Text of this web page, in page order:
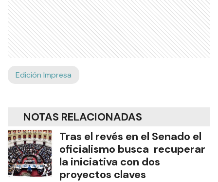
Edición Impresa
NOTAS RELACIONADAS
Tras el revés en el Senado el
oficialismo busca recuperar
la iniciativa con dos
proyectos claves